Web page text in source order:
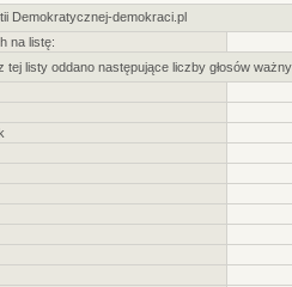
Demokratycznej-demokraci.pl
na listę:
listy oddano następujące liczby głosów